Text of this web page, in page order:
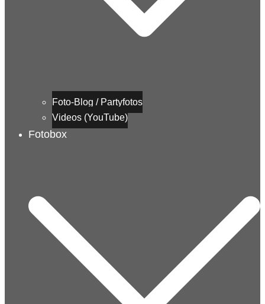
Foto-Blog / Partyfotos
Videos (YouTube)
Fotobox